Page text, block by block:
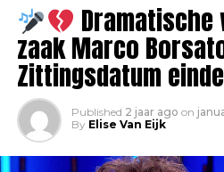
Dramatische
zaak Marco
Zittingsdatum
Published 2 jaar ago on
By Elise Van Eijk